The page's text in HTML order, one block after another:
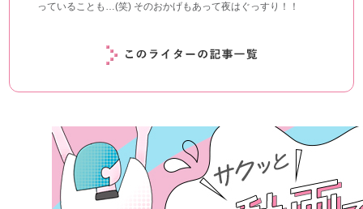
っていることも…(笑) そのおかげもあって夜はぐっすり！！